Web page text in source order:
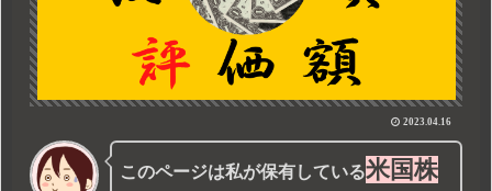
2023.04.16
このページは私が保有している米国株